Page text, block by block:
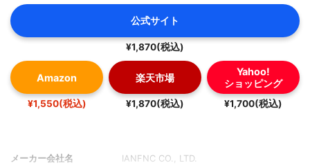
公式サイト
¥1,870(税込)
Amazon
¥1,550(税込)
楽天市場
¥1,870(税込)
Yahoo!
ショッピング
¥1,700(税込)
メーカー会社名 IANFNC CO., LTD.